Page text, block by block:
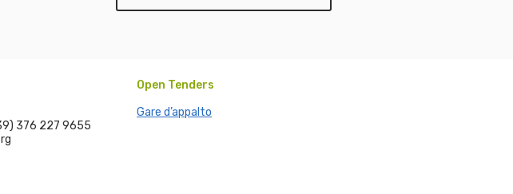
376 227 9655
Open Tenders
Gare d’appalto